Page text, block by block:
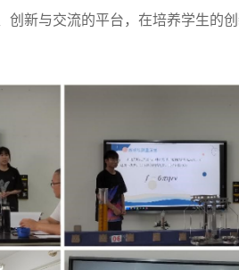
新与交流的平台，在培养学生的